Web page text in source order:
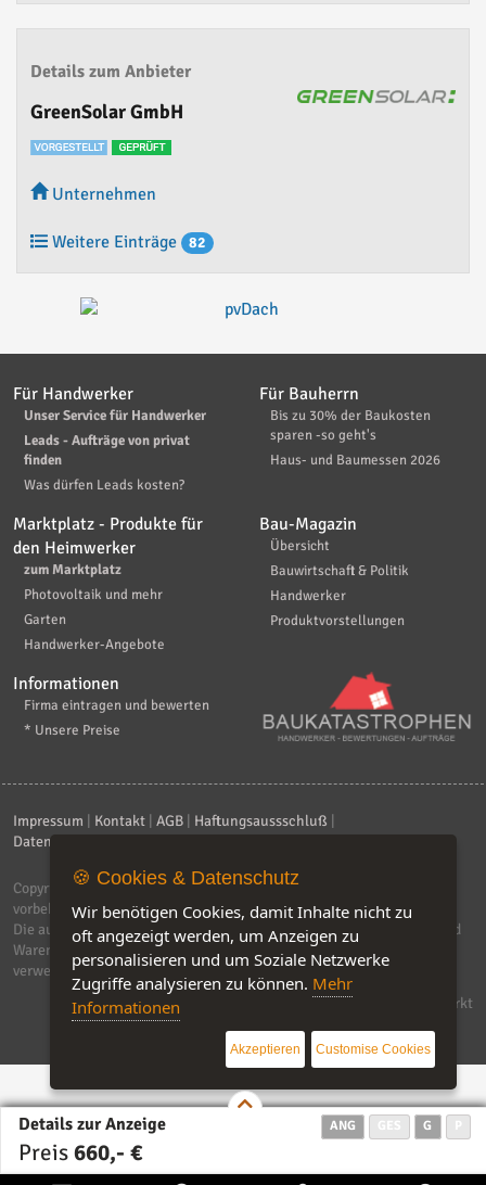
Details zum Anbieter
GreenSolar GmbH
Unternehmen
Weitere Einträge 82
Details zur Anzeige ANG G
Preis660,- €
Für Handwerker
Unser Service für Handwerker
Leads - Aufträge von privat
finden
Was dürfen Leads kosten?
Für Bauherrn
Bis zu 30% der Baukosten
sparen -so geht's
Haus- und Baumessen 2026
Marktplatz - Produkte für
den Heimwerker
zum Marktplatz
Photovoltaik und mehr
Garten
Handwerker-Angebote
Bau-Magazin
Übersicht
Bauwirtschaft & Politik
Handwerker
Produktvorstellungen
Informationen
Firma eintragen und bewerten
* Unsere Preise
Impressum Kontakt AGB Haftungsaussschluß
Datenschutzerklärung
Copyright © 2026ebiz-consult GmbH & Co. KG
vorbehalten.
Die auf dieser Seite verwendeten Produktbezeichnungen, Namen und
Warenzeichen sind Eigentum der jeweiligen Firmen. Unser Portal
verwendet Affiliat-Links, für dir wir Geld erhalten.
Software by IQ-Markt
🍪 Cookies & Datenschutz
Wir benötigen Cookies, damit Inhalte nicht zu
oft angezeigt werden, um Anzeigen zu
personalisieren und um Soziale Netzwerke
Zugriffe analysieren zu können. Mehr
Informationen
Akzeptieren Customise Cookies